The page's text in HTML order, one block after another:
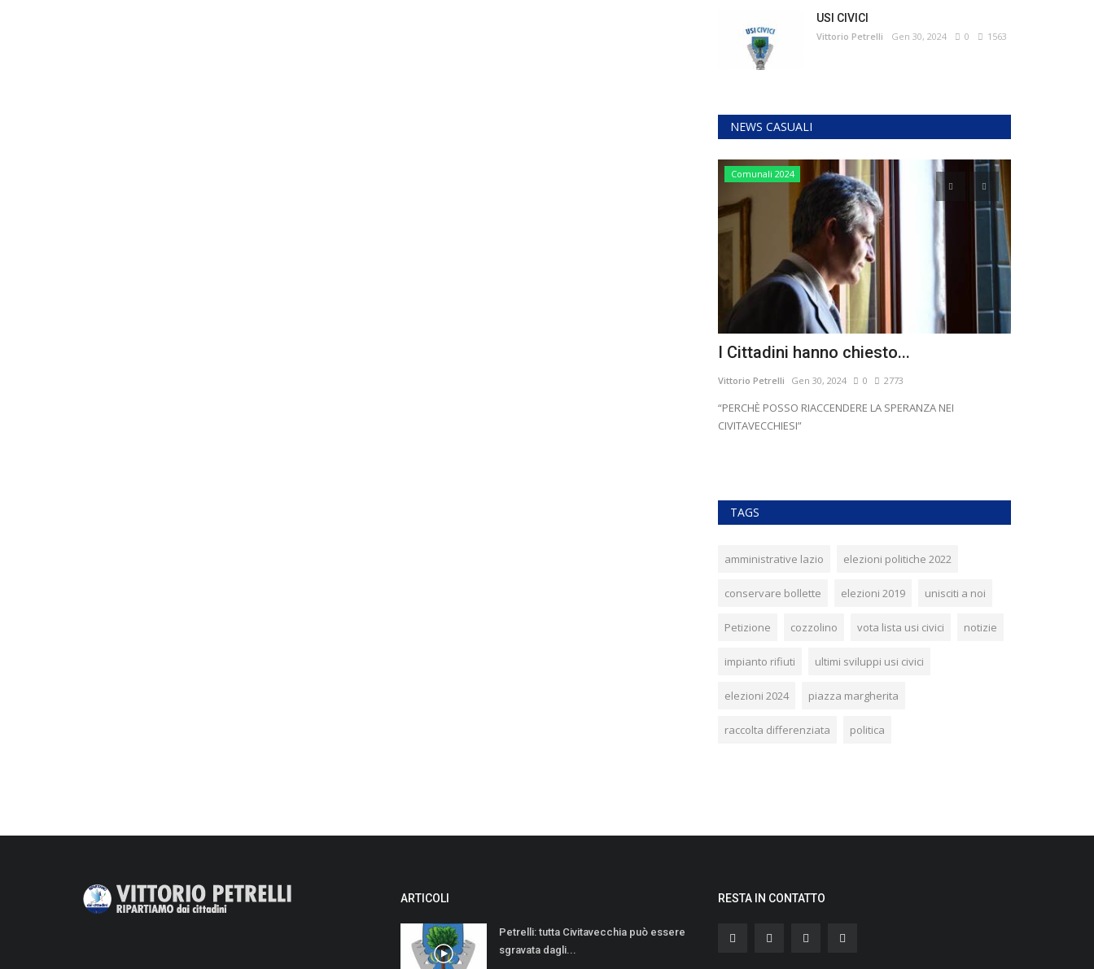
USI CIVICI
Vittorio Petrelli Gen 30, 2024 0 1563
NEWS CASUALI
Comunali 2024
I Cittadini hanno chiesto...
Vittorio Petrelli Gen 30, 2024 0 2773
“PERCHÈ POSSO RIACCENDERE LA SPERANZA NEI
CIVITAVECCHIESI”
TAGS
amministrative lazio elezioni politiche 2022
conservare bollette elezioni 2019 unisciti a noi
Petizione cozzolino vota lista usi civici notizie
impianto rifiuti ultimi sviluppi usi civici
elezioni 2024 piazza margherita
raccolta differenziata politica
ARTICOLI
Petrelli: tutta Civitavecchia può essere
sgravata dagli...
RESTA IN CONTATTO